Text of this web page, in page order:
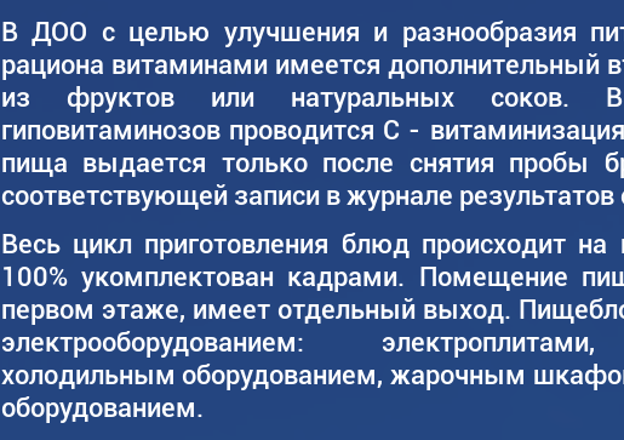
В ДОО с целью улучшения и разнообразия
рациона витаминами имеется дополнительный
из фруктов или натуральных соков. В
гиповитаминозов проводится С -
пища выдается только после снятия пробы
соответствующей записи в журнале
Весь цикл приготовления блюд происходит
100% укомплектован кадрами. Помещение
первом этаже, имеет отдельный выход.
электрооборудованием:
холодильным оборудованием, жарочным
оборудованием.